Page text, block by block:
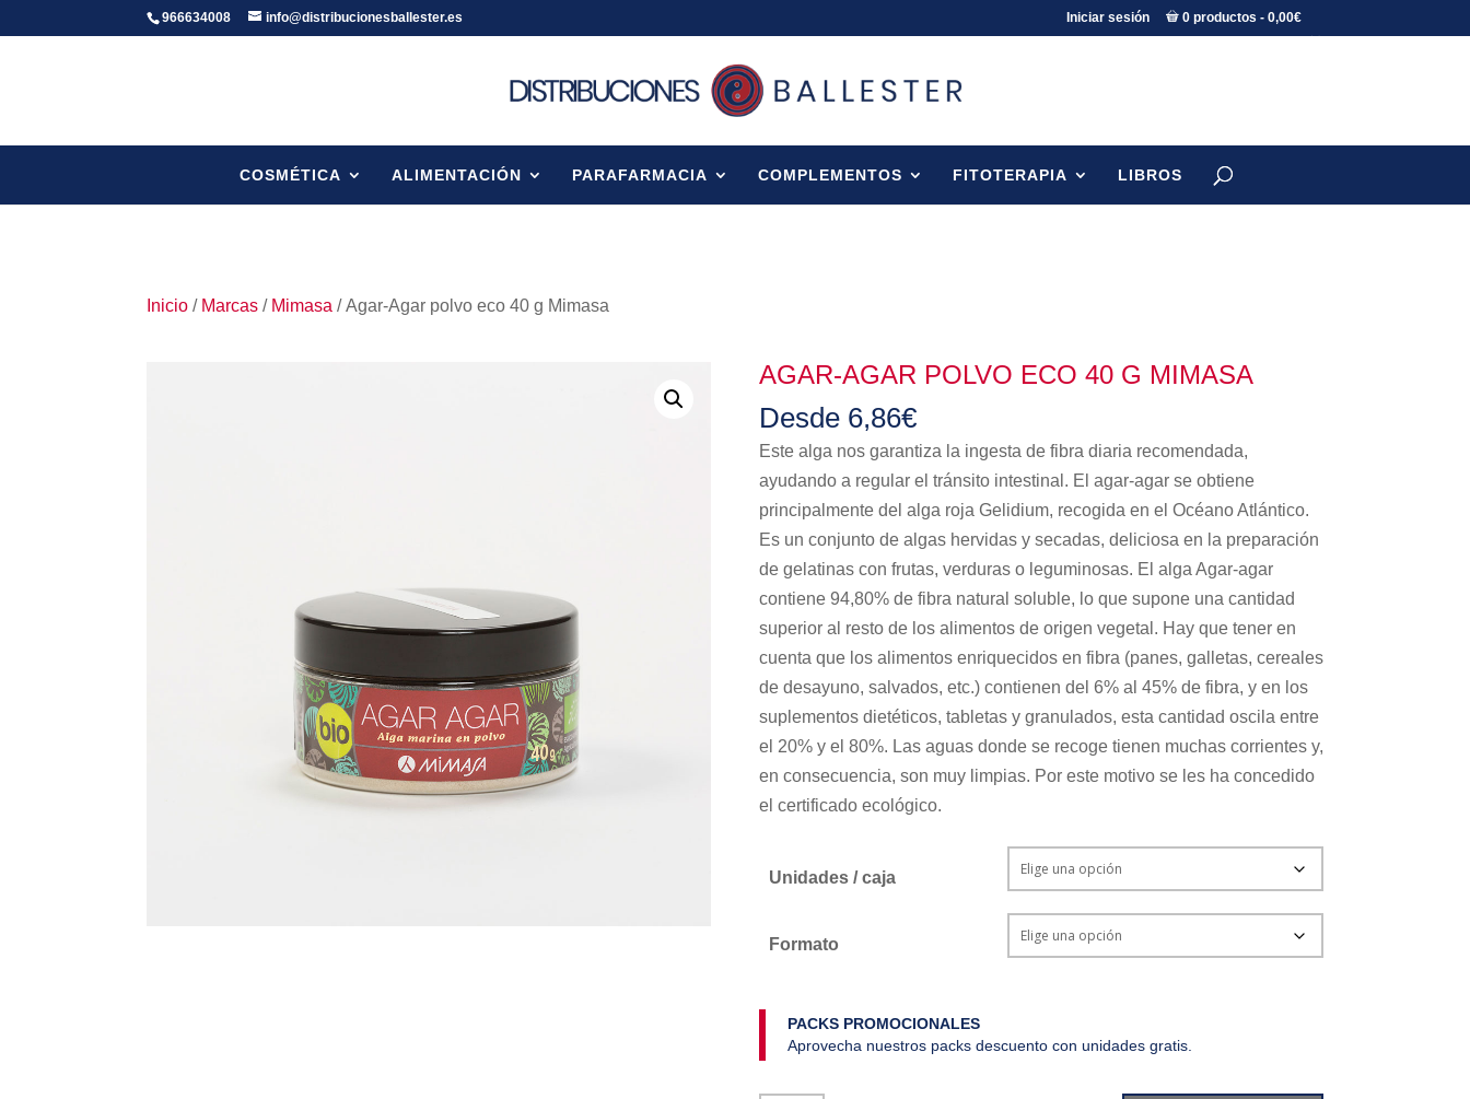
966634008 info@distribucionesballester.es Iniciar sesión 0 productos 0,00€
COSMÉTICA ALIMENTACIÓN PARAFARMACIA COMPLEMENTOS FITOTERAPIA LIBROS
Inicio / Marcas / Mimasa / Agar-Agar polvo eco 40 g Mimasa
AGAR-AGAR POLVO ECO 40 G MIMASA
Desde 6,86€
Este alga nos garantiza la ingesta de fibra diaria recomendada,
ayudando a regular el tránsito intestinal. El agar-agar se obtiene
principalmente del alga roja Gelidium, recogida en el Océano Atlántico.
Es un conjunto de algas hervidas y secadas, deliciosa en la preparación
de gelatinas con frutas, verduras o leguminosas. El alga Agar-agar
contiene 94,80% de fibra natural soluble, lo que supone una cantidad
superior al resto de los alimentos de origen vegetal. Hay que tener en
cuenta que los alimentos enriquecidos en fibra (panes, galletas, cereales
de desayuno, salvados, etc.) contienen del 6% al 45% de fibra, y en los
suplementos dietéticos, tabletas y granulados, esta cantidad oscila entre
el 20% y el 80%. Las aguas donde se recoge tienen muchas corrientes y,
en consecuencia, son muy limpias. Por este motivo se les ha concedido
el certificado ecológico.
Unidades / caja
Formato
PACKS PROMOCIONALES
Aprovecha nuestros packs descuento con unidades gratis.